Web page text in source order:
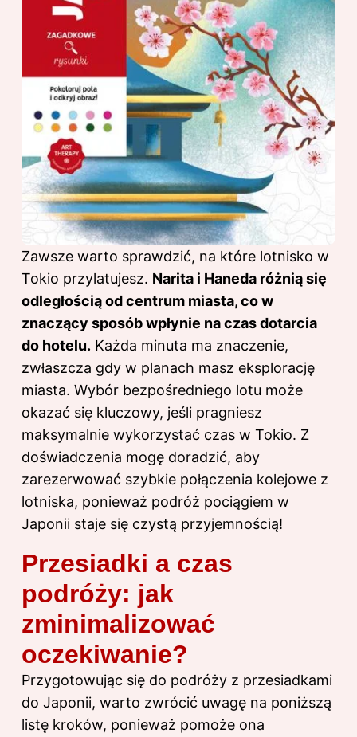
Zawsze warto sprawdzić, na które lotnisko w
Tokio przylatujesz. Narita i Haneda różnią się
odległością od centrum miasta, co w
znaczący sposób wpłynie na czas dotarcia
do hotelu. Każda minuta ma znaczenie,
zwłaszcza gdy w planach masz eksplorację
miasta. Wybór bezpośredniego lotu może
okazać się kluczowy, jeśli pragniesz
maksymalnie wykorzystać czas w Tokio. Z
doświadczenia mogę doradzić, aby
zarezerwować szybkie połączenia kolejowe z
lotniska, ponieważ podróż pociągiem w
Japonii staje się czystą przyjemnością!
Przesiadki a czas
podróży: jak
zminimalizować
oczekiwanie?
Przygotowując się do podróży z przesiadkami
do Japonii, warto zwrócić uwagę na poniższą
listę kroków, ponieważ pomoże ona